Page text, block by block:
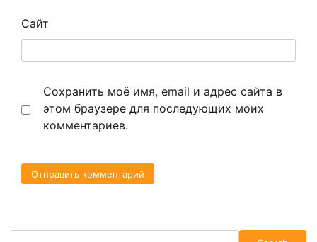
Сайт
Сохранить моё имя, email и адрес сайта в
этом браузере для последующих моих
комментариев.